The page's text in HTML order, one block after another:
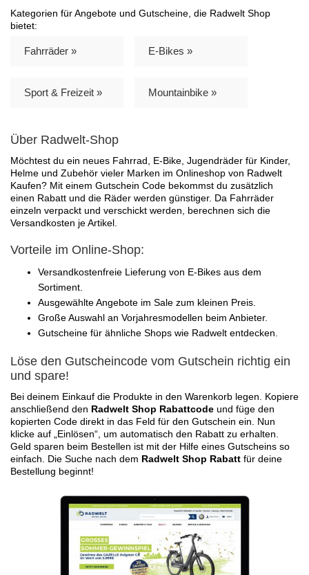
Kategorien für Angebote und Gutscheine, die Radwelt Shop
bietet:
Fahrräder » E-Bikes »
Sport & Freizeit » Mountainbike »
Über Radwelt-Shop
Möchtest du ein neues Fahrrad, E-Bike, Jugendräder für Kinder,
Helme und Zubehör vieler Marken im Onlineshop von Radwelt
Kaufen? Mit einem Gutschein Code bekommst du zusätzlich
einen Rabatt und die Räder werden günstiger. Da Fahrräder
einzeln verpackt und verschickt werden, berechnen sich die
Versandkosten je Artikel.
Vorteile im Online-Shop:
Versandkostenfreie Lieferung von E-Bikes aus dem
Sortiment.
Ausgewählte Angebote im Sale zum kleinen Preis.
Große Auswahl an Vorjahresmodellen beim Anbieter.
Gutscheine für ähnliche Shops wie Radwelt entdecken.
Löse den Gutscheincode vom Gutschein richtig ein
und spare!
Bei deinem Einkauf die Produkte in den Warenkorb legen. Kopiere
anschließend den Radwelt Shop Rabattcode und füge den
kopierten Code direkt in das Feld für den Gutschein ein. Nun
klicke auf „Einlösen“, um automatisch den Rabatt zu erhalten.
Geld sparen beim Bestellen ist mit der Hilfe eines Gutscheins so
einfach. Die Suche nach dem Radwelt Shop Rabatt für deine
Bestellung beginnt!